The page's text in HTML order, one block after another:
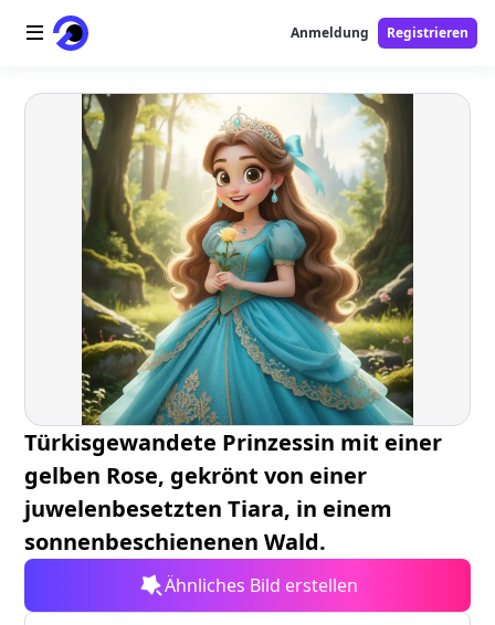
Startseite
AI-Logo
AI-Video
AI-Tools
Free-Tools
Anmeldung Registrieren
Türkisgewandete Prinzessin mit einer
gelben Rose, gekrönt von einer
juwelenbesetzten Tiara, in einem
sonnenbeschienenen Wald.
Ähnliches Bild erstellen